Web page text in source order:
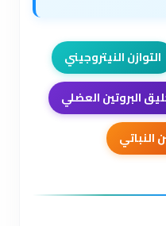
التوازن النيتروجيني
البروتين العضلي
النباتي